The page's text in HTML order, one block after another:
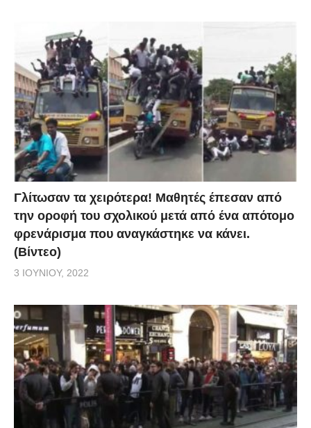
Γλίτωσαν τα χειρότερα! Μαθητές έπεσαν από
την οροφή του σχολικού μετά από ένα απότομο
φρενάρισμα που αναγκάστηκε να κάνει.
(Βίντεο)
3 ΙΟΥΝΊΟΥ, 2022